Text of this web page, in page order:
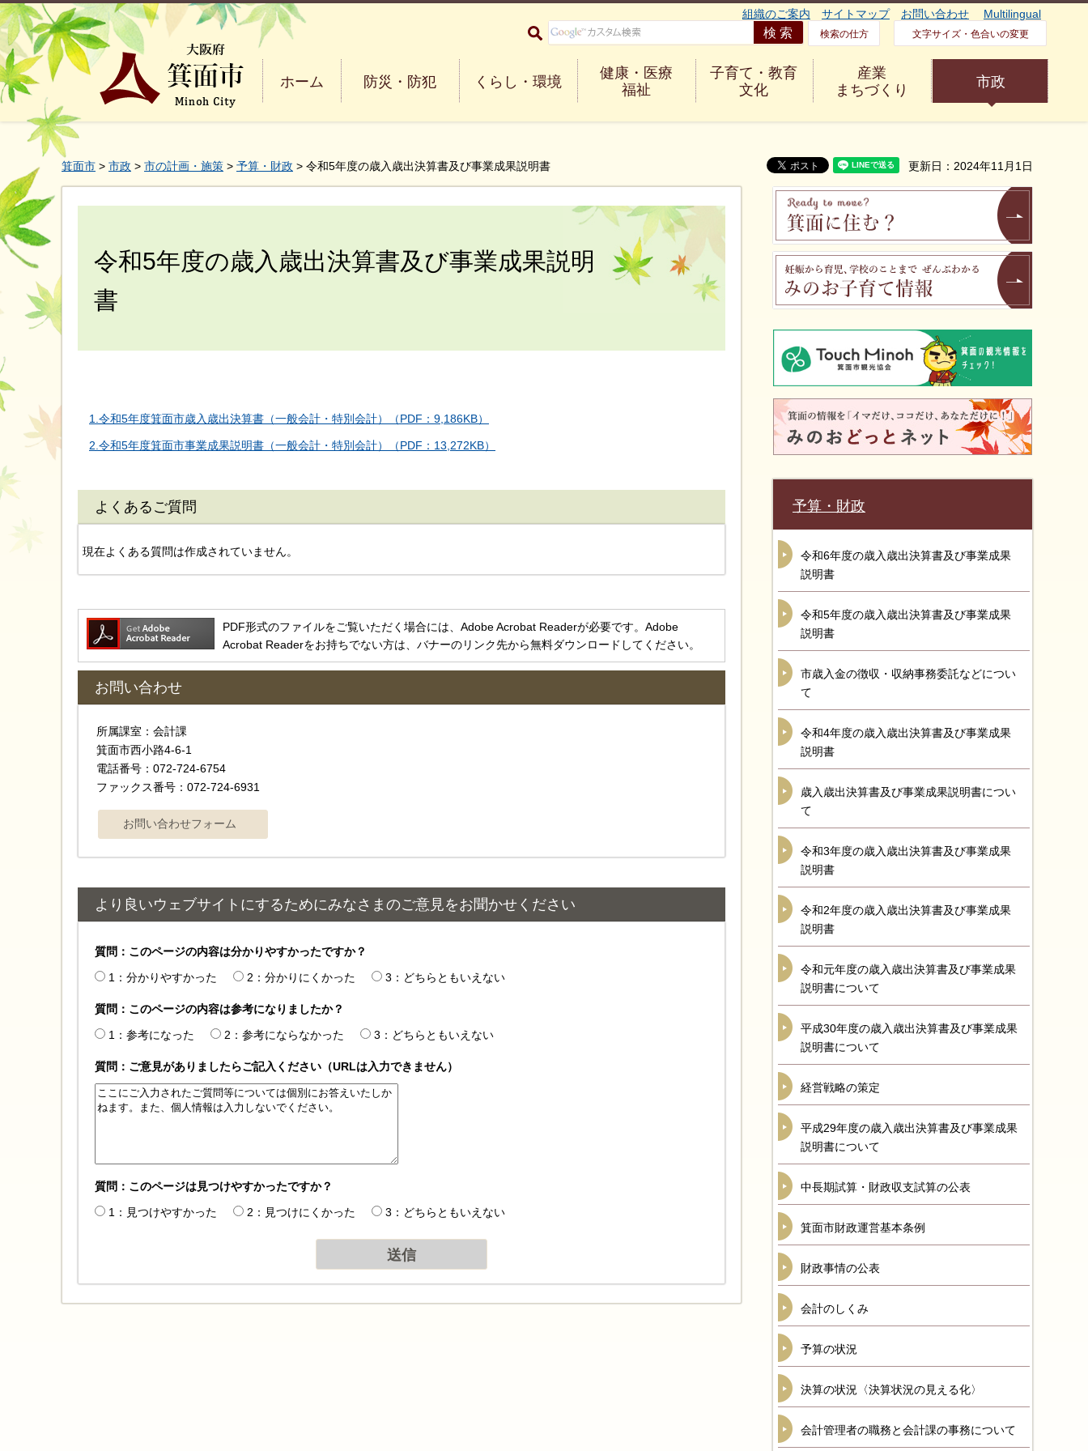
大阪府箕面市 Minoh City
組織のご案内 サイトマップ お問い合わせ Multilingual
検索の仕方 文字サイズ・色合いの変更
ホーム 防災・防犯 くらし・環境
健康・医療
福祉
子育て・教育
文化
産業
まちづくり
市政
箕面市 > 市政 > 市の計画・施策 > 予算・財政 > 令和5年度の歳入歳出決算書及び事業成果説明書 更新日：2024年11月1日
令和5年度の歳入歳出決算書及び事業成果説明
書
1.令和5年度箕面市歳入歳出決算書（一般会計・特別会計）（PDF：9,186KB）
2.令和5年度箕面市事業成果説明書（一般会計・特別会計）（PDF：13,272KB）
よくあるご質問
現在よくある質問は作成されていません。
PDF形式のファイルをご覧いただく場合には、Adobe Acrobat Readerが必要です。Adobe
Acrobat Readerをお持ちでない方は、バナーのリンク先から無料ダウンロードしてください。
お問い合わせ
所属課室：会計課
箕面市西小路4‐6‐1
電話番号：072-724-6754
ファックス番号：072-724-6931
より良いウェブサイトにするためにみなさまのご意見をお聞かせください
質問：このページの内容は分かりやすかったですか？
1：分かりやすかった
2：分かりにくかった 3：どちらともいえない
質問：このページの内容は参考になりましたか？
1：参考になった
2：参考にならなかった 3：どちらともいえない
質問：ご意見がありましたらご記入ください（URLは入力できません）
質問：このページは見つけやすかったですか？
1：見つけやすかった
2：見つけにくかった 3：どちらともいえない
予算・財政
令和6年度の歳入歳出決算書及び事業成果
説明書
令和5年度の歳入歳出決算書及び事業成果
説明書
市歳入金の徴収・収納事務委託などについ
て
令和4年度の歳入歳出決算書及び事業成果
説明書
歳入歳出決算書及び事業成果説明書につい
て
令和3年度の歳入歳出決算書及び事業成果
説明書
令和2年度の歳入歳出決算書及び事業成果
説明書
令和元年度の歳入歳出決算書及び事業成果
説明書について
平成30年度の歳入歳出決算書及び事業成果
説明書について
経営戦略の策定
平成29年度の歳入歳出決算書及び事業成果
説明書について
中長期試算・財政収支試算の公表
箕面市財政運営基本条例
財政事情の公表
会計のしくみ
予算の状況
決算の状況〈決算状況の見える化〉
会計管理者の職務と会計課の事務について